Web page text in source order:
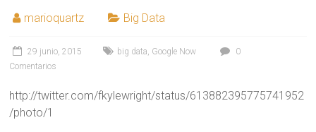
marioquartz Big Data
29 junio, 2015 big data, Google Now
0
Comentarios
http://twitter.com/fkylewright/status/613882395775741952
/photo/1